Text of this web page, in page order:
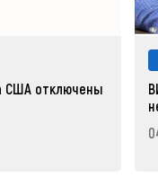
США отключены